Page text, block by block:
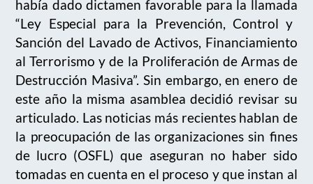
había dado dictamen favorable para la llamada
“Ley Especial para la Prevención, Control y
Sanción del Lavado de Activos, Financiamiento
al Terrorismo y de la Proliferación de Armas de
Destrucción Masiva”. Sin embargo, en enero de
este año la misma asamblea decidió revisar su
articulado. Las noticias más recientes hablan de
la preocupación de las organizaciones sin fines
de lucro (OSFL)que aseguran no haber sido
tomadas en cuentaen el proceso y que instan al